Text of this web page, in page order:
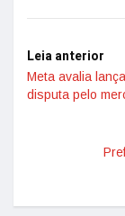
Leia anterior
Meta avalia
disputa pelo